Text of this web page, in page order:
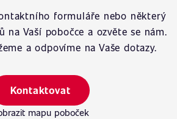
formuláře nebo některý
na Vaší pobočce a ozvěte se nám.
a odpovíme na Vaše dotazy.
Kontaktovat
mapu poboček